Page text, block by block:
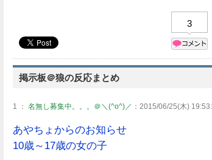
3
掲示板＠狼の反応まとめ
1 ： 名無し募集中。。。＠＼(^o^)／ ：2015/06/25(木)
あやちょからのお知らせ
10歳～17歳の女の子